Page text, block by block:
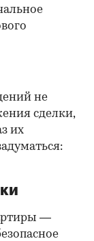
не
сделки,
их
—